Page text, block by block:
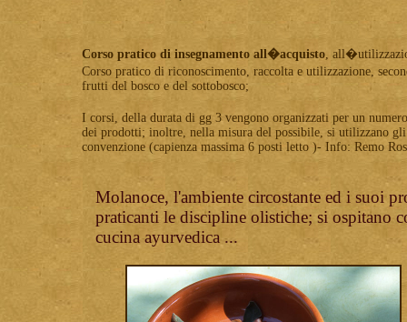
Corso pratico di insegnamento all�acquisto,
Corso pratico di riconoscimento, raccolta e utilizzazione,
frutti del bosco e del sottobosco;
I corsi, della durata di gg 3 vengono organizzati per un
dei prodotti; inoltre, nella misura del possibile, si utilizzano
convenzione (capienza massima 6 posti letto )- Info: Remo
Molanoce, l'ambiente circostante ed i suoi
praticanti le discipline olistiche; si ospitano
cucina ayurvedica ...